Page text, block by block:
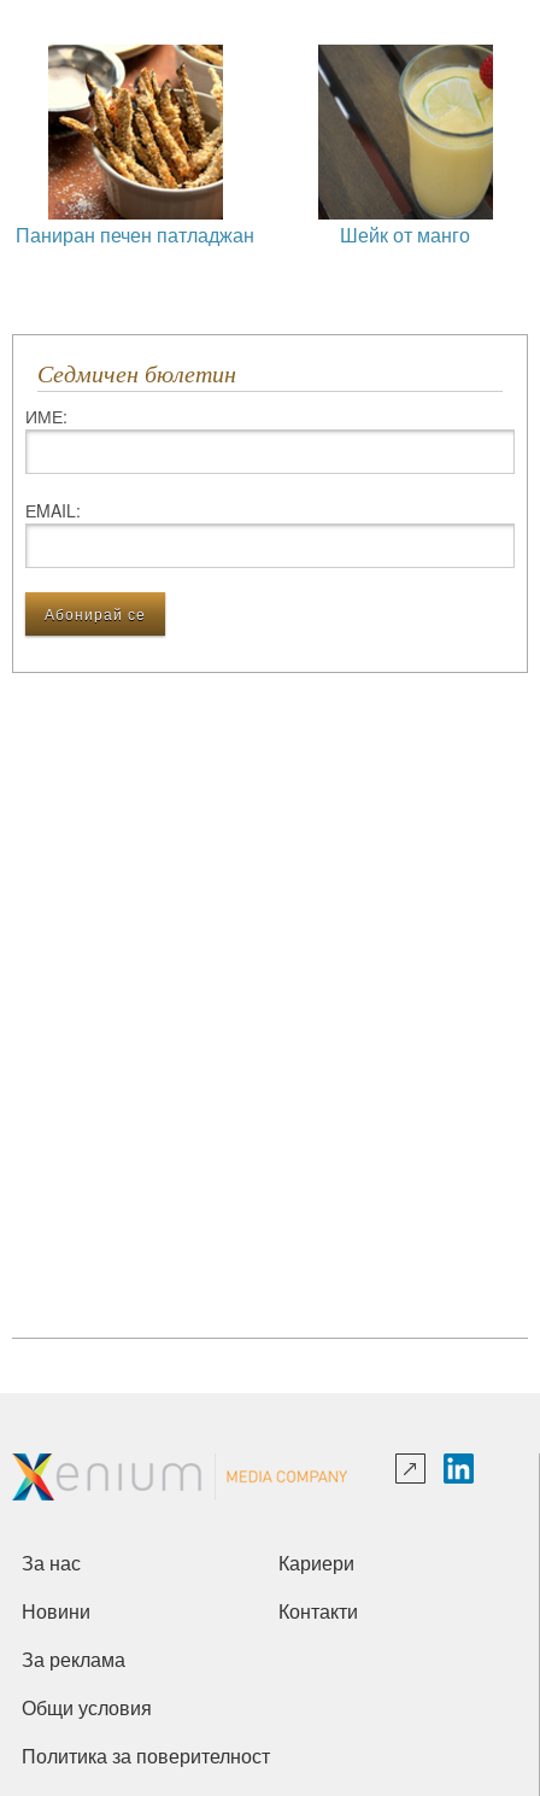
Паниран печен патладжан Шейк от манго
Седмичен бюлетин
ИМЕ:
ЕMAIL:
За нас Кариери
Новини Контакти
За реклама
Общи условия
Политика за поверителност